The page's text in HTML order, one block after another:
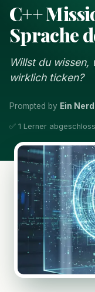
C++
Sprache
Willst du wissen,
wirklich ticken?
Prompted by Ein
✅ 1 Lerner